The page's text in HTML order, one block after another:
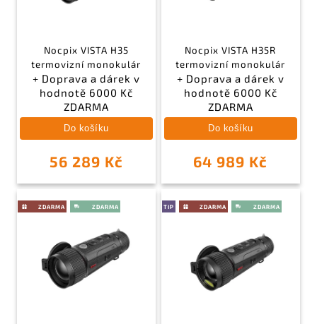
Nocpix VISTA H35
termovizní monokulár
+ Doprava a dárek v
hodnotě 6000 Kč
ZDARMA
56 289 Kč
Do košíku
Nocpix VISTA H35R
termovizní monokulár
+ Doprava a dárek v
hodnotě 6000 Kč
ZDARMA
64 989 Kč
Do košíku
TIP